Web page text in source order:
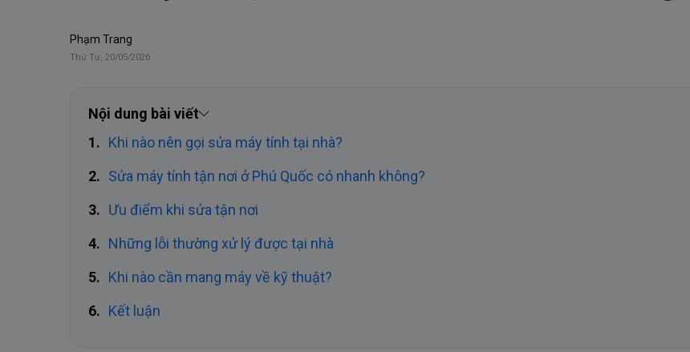
Phạm Trang
Thứ Tư, 20/05/2026
Nội dung bài viết
Khi nào nên gọi sửa máy tính tại nhà?
Sửa máy tính tận nơi ở Phú Quốc có nhanh không?
Ưu điểm khi sửa tận nơi
Những lỗi thường xử lý được tại nhà
Khi nào cần mang máy về kỹ thuật?
Kết luận